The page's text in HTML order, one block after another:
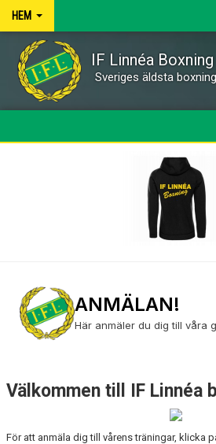
HEM
IF Linnéa Boxning
Sveriges äldsta
KALENDER
BILDGALLERI
VÅRA TRÄNARE
SPORTADMIN SUPPORT
ANMÄLAN!
Här anmäler du dig till våra
Välkommen till IF Linnéa
För att anmäla dig till vårens träningar, klicka